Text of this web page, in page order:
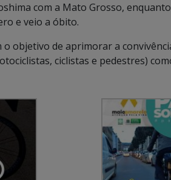
com a Mato Grosso, enquanto
e veio a óbito.
o objetivo de aprimorar a
ciclistas e pedestres)